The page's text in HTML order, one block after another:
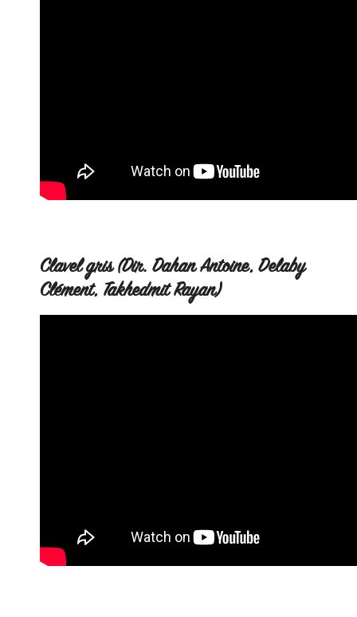
Clavel gris (Dir. Dahan Antoine, Delaby
Clément, Takhedmit Rayan)